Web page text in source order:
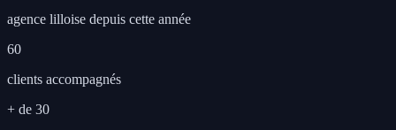
agence lilloise depuis cette année
60
clients accompagnés
+ de 30